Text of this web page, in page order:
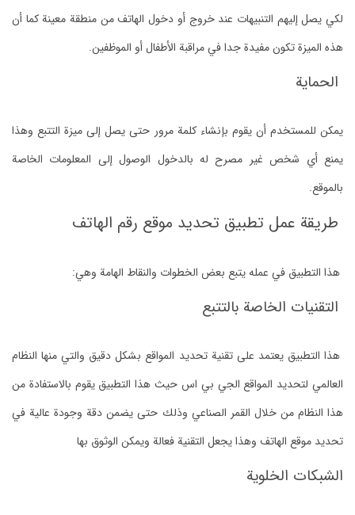
لكي يصل إليهم التنبيهات عند خروج أو دخول الهاتف من منطقة معينة كما أن
هذه الميزة تكون مفيدة جدا في مراقبة الأطفال أو الموظفين.
الحماية
يمكن للمستخدم أن يقوم بإنشاء كلمة مرور حتى يصل إلى ميزة التتبع وهذا
يمنع أي شخص غير مصرح له بالدخول الوصول إلى المعلومات الخاصة
بالموقع.
طريقة عمل تطبيق تحديد موقع رقم الهاتف
هذا التطبيق في عمله يتبع بعض الخطوات والنقاط الهامة وهي:
التقنيات الخاصة بالتتبع
هذا التطبيق يعتمد على تقنية تحديد المواقع بشكل دقيق والتي منها النظام
العالمي لتحديد المواقع الجي بي اس حيث هذا التطبيق يقوم بالاستفادة من
هذا النظام من خلال القمر الصناعي وذلك حتى يضمن دقة وجودة عالية في
تحديد موقع الهاتف وهذا يجعل التقنية فعالة ويمكن الوثوق بها
الشبكات الخلوية